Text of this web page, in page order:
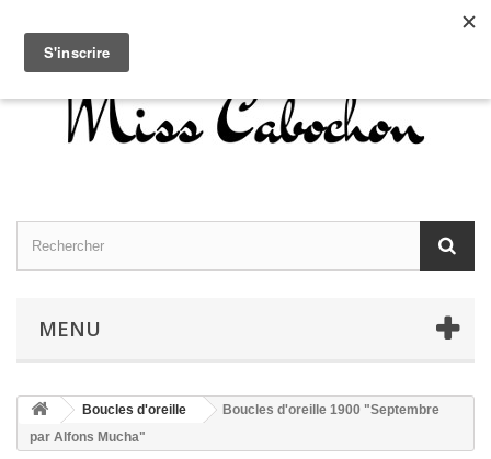
Connexion
MENU
Boucles d'oreille
Boucles d'oreille 1900 "Septembre
par Alfons Mucha"